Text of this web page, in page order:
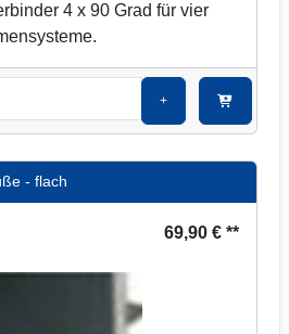
4 x 90 Grad für vier
+
- flach
69,90 € **